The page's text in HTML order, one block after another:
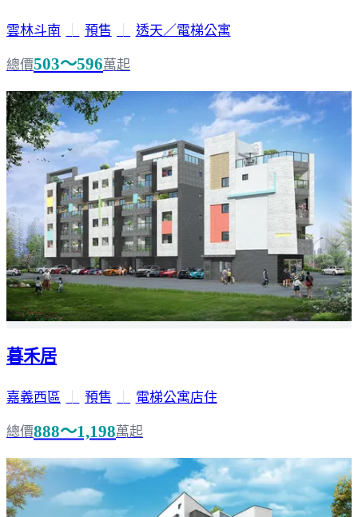
雲林斗南 預售 透天／電梯公寓
總價503～596萬起
暮禾居
嘉義西區 預售 電梯公寓店住
總價888～1,198萬起